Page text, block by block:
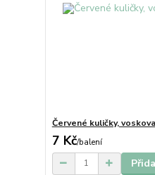
Červené kuličky,
7 Kč/balení